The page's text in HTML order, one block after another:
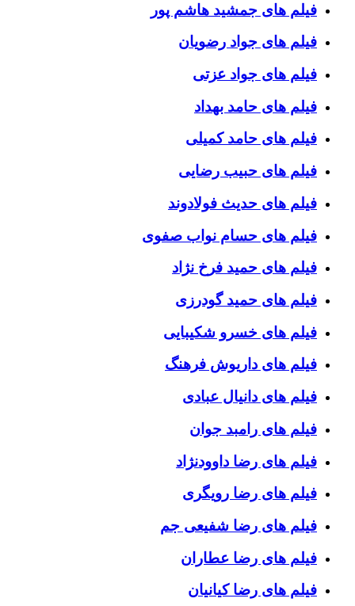
فیلم های جمشید هاشم پور
فیلم های جواد رضویان
فیلم های جواد عزتی
فیلم های حامد بهداد
فیلم های حامد کمیلی
فیلم های حبیب رضایی
فیلم های حدیث فولادوند
فیلم های حسام نواب صفوی
فیلم های حمید فرخ نژاد
فیلم های حمید گودرزی
فیلم های خسرو شکیبایی
فیلم های داریوش فرهنگ
فیلم های دانیال عبادی
فیلم های رامبد جوان
فیلم های رضا داوودنژاد
فیلم های رضا رویگری
فیلم های رضا شفیعی جم
فیلم های رضا عطاران
فیلم های رضا کیانیان